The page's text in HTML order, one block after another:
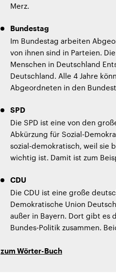
Merz.
Bundestag
Im Bundestag arbeiten
von ihnen sind in Parteien.
Menschen in Deutschland
Deutschland. Alle 4 Jahre
Abgeordneten in den
SPD
Die SPD ist eine von den
Abkürzung für Sozial-
sozial-demokratisch, weil sie
wichtig ist. Damit ist zum
CDU
Die CDU ist eine große
Demokratische Union
außer in Bayern. Dort gibt es
Bundes-Politik zusammen.
zum Wörter-Buch